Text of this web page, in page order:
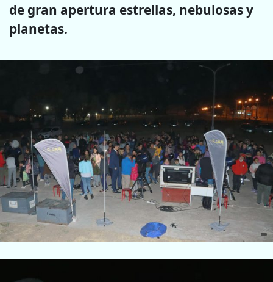
de gran apertura estrellas, nebulosas y
planetas.